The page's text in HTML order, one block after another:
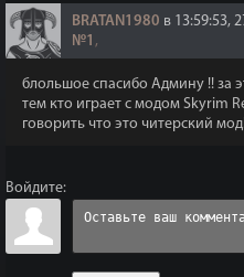
BRATAN1980 в 13:59:53,
№1 ,
блольшое спасибо Админу !! за
тем кто играет с модом Skyrim
говорить что это читерский
Войдите: